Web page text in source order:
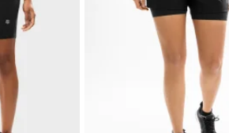
de forma fácil y rápida, desde
de usuario.
de pago original $9.95